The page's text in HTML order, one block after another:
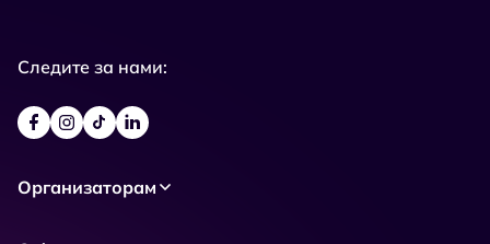
Следите за нами:
Организаторам